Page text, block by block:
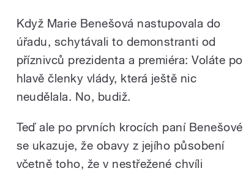
Když Marie Benešová nastupovala do
úřadu, schytávali to demonstranti od
příznivců prezidenta a premiéra: Voláte po
hlavě členky vlády, která ještě nic
neudělala. No, budiž.
Teď ale po prvních krocích paní Benešové
se ukazuje, že obavy z jejího působení
včetně toho, že v nestřežené chvíli